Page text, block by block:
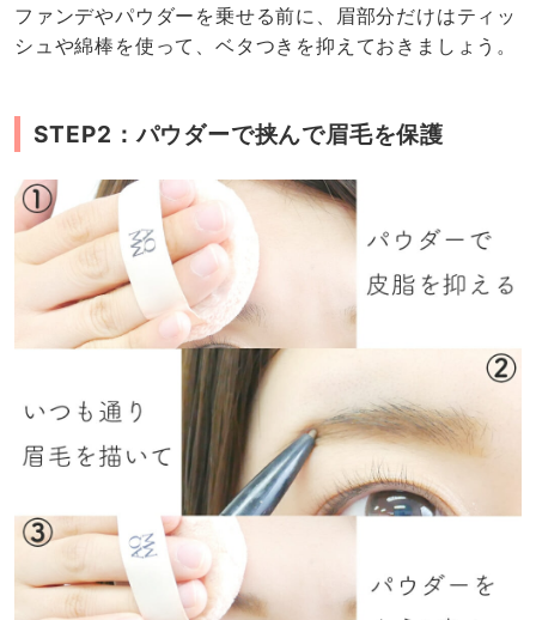
ファンデやパウダーを乗せる前に、眉部分だけはティッ
シュや綿棒を使って、ベタつきを抑えておきましょう。
STEP2：パウダーで挟んで眉毛を保護